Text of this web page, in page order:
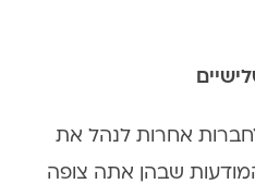
אחרות לנהל את
שבהן אתה צופה